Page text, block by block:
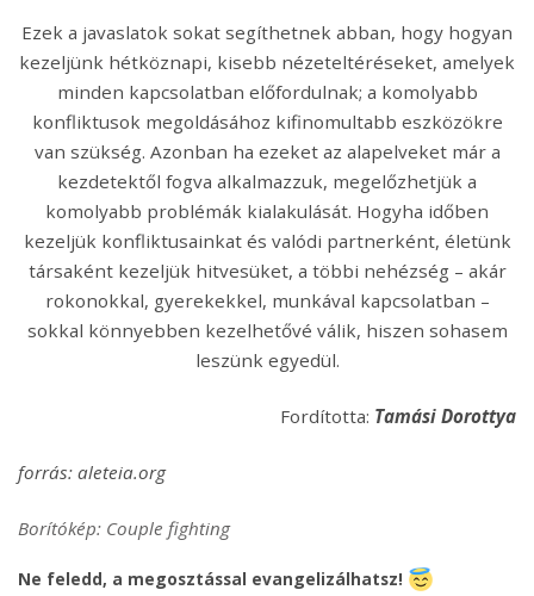
Ezek a javaslatok sokat segíthetnek abban, hogy hogyan
kezeljünk hétköznapi, kisebb nézeteltéréseket, amelyek
minden kapcsolatban előfordulnak; a komolyabb
konfliktusok megoldásához kifinomultabb eszközökre
van szükség. Azonban ha ezeket az alapelveket már a
kezdetektől fogva alkalmazzuk, megelőzhetjük a
komolyabb problémák kialakulását. Hogyha időben
kezeljük konfliktusainkat és valódi partnerként, életünk
társaként kezeljük hitvesüket, a többi nehézség – akár
rokonokkal, gyerekekkel, munkával kapcsolatban –
sokkal könnyebben kezelhetővé válik, hiszen sohasem
leszünk egyedül.
Fordította: Tamási Dorottya
forrás: aleteia.org
Borítókép: Couple fighting
Ne feledd, a megosztással evangelizálhatsz!